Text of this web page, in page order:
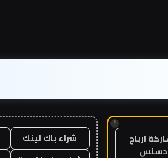
!
ارباح
شراء باك لينك